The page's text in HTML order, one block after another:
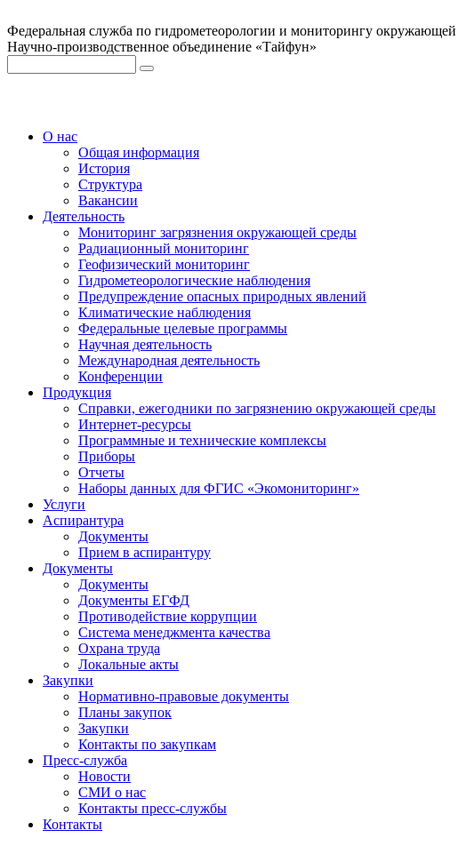
Федеральная служба по гидрометеорологии и мониторингу
Научно-производственное объединение «Тайфун»
О нас
Общая информация
История
Структура
Вакансии
Деятельность
Мониторинг загрязнения окружающей среды
Радиационный мониторинг
Геофизический мониторинг
Гидрометеорологические наблюдения
Предупреждение опасных природных явлений
Климатические наблюдения
Федеральные целевые программы
Научная деятельность
Международная деятельность
Конференции
Продукция
Справки, ежегодники по загрязнению окружающей среды
Интернет-ресурсы
Программные и технические комплексы
Приборы
Отчеты
Наборы данных для ФГИС «Экомониторинг»
Услуги
Аспирантура
Документы
Прием в аспирантуру
Документы
Документы
Документы ЕГФД
Противодействие коррупции
Система менеджмента качества
Охрана труда
Локальные акты
Закупки
Нормативно-правовые документы
Планы закупок
Закупки
Контакты по закупкам
Пресс-служба
Новости
СМИ о нас
Контакты пресс-службы
Контакты